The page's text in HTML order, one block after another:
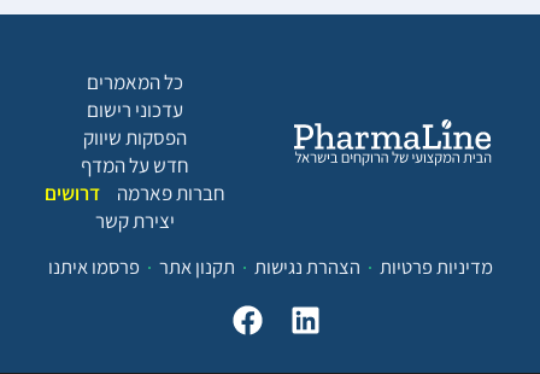
כל המאמרים
עדכוני רישום
הפסקות שיווק
חדש על המדף
חברות פארמה
דרושים
יצירת קשר
מדיניות פרטיות
הצהרת נגישות תקנון אתר פרסמו איתנו